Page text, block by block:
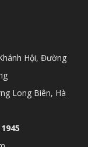
Hội, Đường
Long Biên, Hà